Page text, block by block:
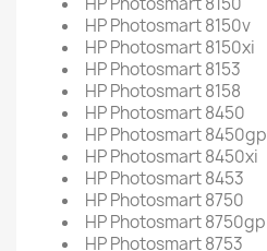
HP Photosmart 8150v
HP Photosmart 8150xi
HP Photosmart 8153
HP Photosmart 8158
HP Photosmart 8450
HP Photosmart 8450gp
HP Photosmart 8450xi
HP Photosmart 8453
HP Photosmart 8750
HP Photosmart 8750gp
HP Photosmart 8753